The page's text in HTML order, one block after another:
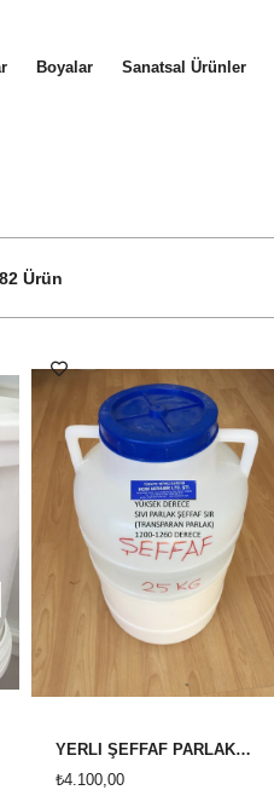
Boyalar Sanatsal Ürünler
Ürün
YERLİ ŞEFFAF PARLAK SIVI SIR *YÜKSEK DERECE *( 1200-1260 ) 25KG
₺4.100,00